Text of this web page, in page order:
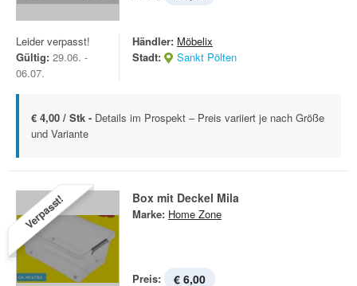
Leider verpasst!
Gültig: 29.06. -
06.07.
Händler: Möbelix
Stadt:
Sankt Pölten
€ 4,00 / Stk - Details im Prospekt – Preis variiert je nach Größe
und Variante
Verpasst! Box mit Deckel Mila
Marke: Home Zone
Preis: € 6,00